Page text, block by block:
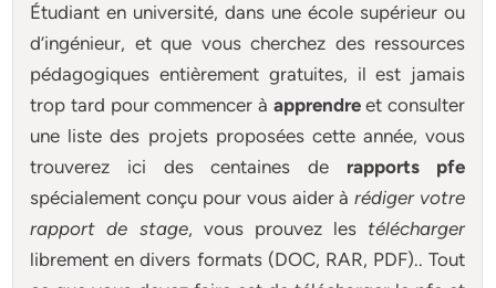
Étudiant en université, dans une école supérieur ou
d’ingénieur, et que vous cherchez des ressources
pédagogiques entièrement gratuites, il est jamais
trop tard pour commencer à apprendreet consulter
une liste des projets proposées cette année, vous
trouverez ici des centaines de rapports pfe
spécialement conçu pour vous aider àrédiger votre
rapport de stage, vous prouvez les télécharger
librement en divers formats (DOC, RAR, PDF).. Tout